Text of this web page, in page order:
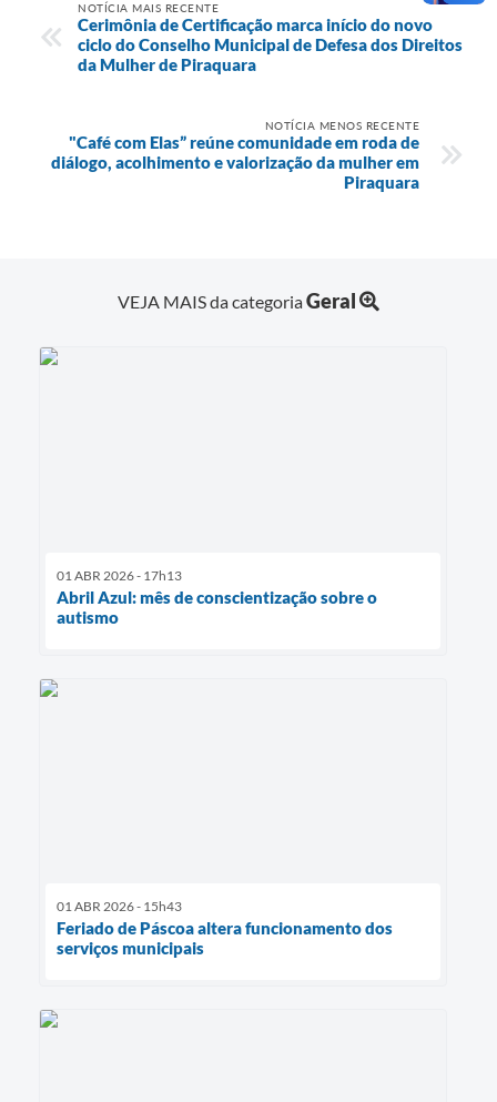
NOTÍCIA MAIS RECENTE
Cerimônia de Certificação marca início do novo
ciclo do Conselho Municipal de Defesa dos Direitos
da Mulher de Piraquara
NOTÍCIA MENOS RECENTE
"Café com Elas” reúne comunidade em roda de
diálogo, acolhimento e valorização da mulher em
Piraquara
VEJA MAIS da categoriaGeral
01 ABR 2026 - 17h13
Abril Azul: mês de conscientização sobre o
autismo
01 ABR 2026 - 15h43
Feriado de Páscoa altera funcionamento dos
serviços municipais